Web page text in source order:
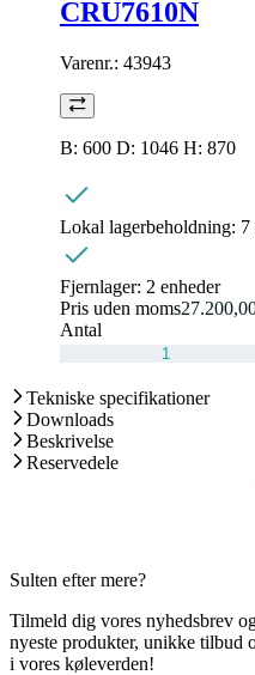
CRU7610N
Varenr.: 43943
B: 600 D: 1046 H: 870
Lokal lagerbeholdning: 7
Fjernlager: 2 enheder
Pris uden moms
Antal
Tekniske specifikationer
Downloads
Beskrivelse
Reservedele
Sulten efter mere?
Tilmeld dig vores nyhedsbrev
nyeste produkter, unikke tilbud
i vores køleverden!